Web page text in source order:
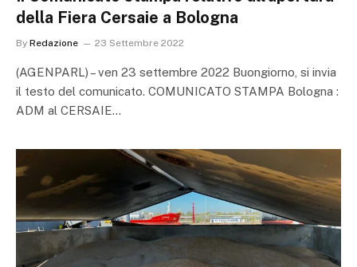
della Fiera Cersaie a Bologna
By Redazione 23 Settembre 2022
(AGENPARL) – ven 23 settembre 2022 Buongiorno, si invia
il testo del comunicato. COMUNICATO STAMPA Bologna :
ADM al CERSAIE…